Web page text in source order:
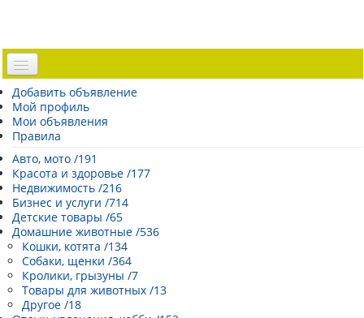
Доска объявлений
Погода Эстонии
Открытки
Каталог сайтов
| Регистрация |
Добавить объявление
Мой профиль
Мои объявления
Правила
Авто, мото /191
Красота и здоровье /177
Недвижимость /216
Бизнес и услуги /714
Детские товары /65
Домашние животные /536
Кошки, котята /134
Собаки, щенки /364
Кролики, грызуны /7
Товары для животных /13
Другое /18